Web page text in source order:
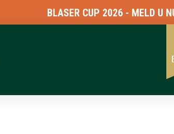
BLASER CUP 2026 - MELD U NU